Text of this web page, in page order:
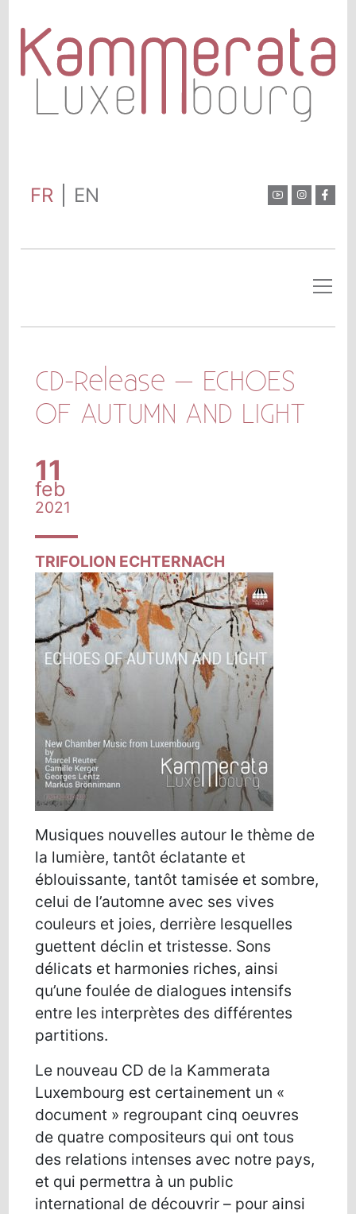
FR EN
CD-Release – ECHOES
OF AUTUMN AND LIGHT
11
feb
2021
TRIFOLION ECHTERNACH
Musiques nouvelles autour le thème de
la lumière, tantôt éclatante et
éblouissante, tantôt tamisée et sombre,
celui de l’automne avec ses vives
couleurs et joies, derrière lesquelles
guettent déclin et tristesse. Sons
délicats et harmonies riches, ainsi
qu’une foulée de dialogues intensifs
entre les interprètes des différentes
partitions.
Le nouveau CD de la Kammerata
Luxembourg est certainement un «
document » regroupant cinq oeuvres
de quatre compositeurs qui ont tous
des relations intenses avec notre pays,
et qui permettra à un public
international de découvrir – pour ainsi